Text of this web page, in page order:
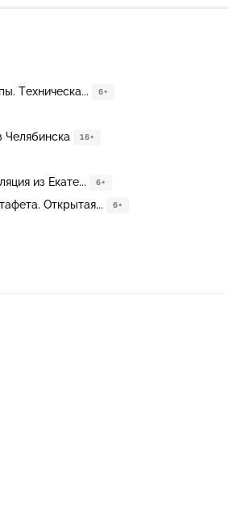
Техническа... 6+
Челябинска 16+
из Екате... 6+
Открытая... 6+